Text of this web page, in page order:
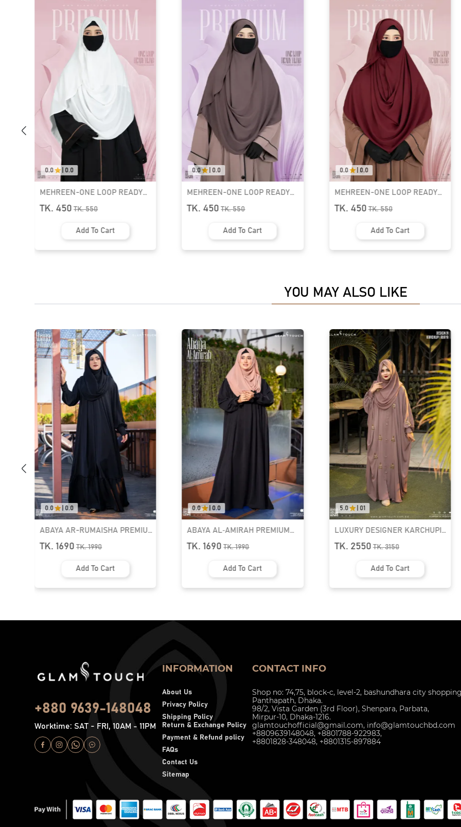
0.0 0.0
MEHREEN-ONE LOOP READY
HIJAB | GT-1965
TK. 450 TK.550
Add To Cart
0.0 0.0
MEHREEN-ONE LOOP READY
HIJAB | GT-1966
TK. 450 TK.550
Add To Cart
0.0 0.0
MEHREEN-ONE LOOP READY
HIJAB | GT-1969
TK. 450 TK.550
Add To Cart
YOU MAY ALSO LIKE
0.0 0.0
ABAYA AR-RUMAISHA PREMIUM
SNAP BUTTON ABAYA
TK. 1690 TK.1990
Add To Cart
0.0 0.0
ABAYA AL‑AMIRAH PREMIUM
ZIPPER NECK ABAYA
TK. 1690 TK.1990
Add To Cart
5.0 01
LUXURY DESIGNER KARCHUPI
KAFTAN ABAYA | GT-1692
TK. 2550 TK.3150
Add To Cart
+880 9639-148048
Worktime: SAT - FRI, 10AM - 11PM
INFORMATION
About Us
Privacy Policy
Shipping Policy
Return & Exchange Policy
Payment & Refund policy
FAQs
Contact Us
Sitemap
CONTACT INFO
Shop no: 74,75, block-c, level-2, bashundhara city
Panthapath, Dhaka.
98/2, Vista Garden (3rd Floor), Shenpara, Parbata,
Mirpur-10, Dhaka-1216.
glamtouchofficial@gmail.com, info@glamtouchbd.com
+8809639148048, +8801788-922983,
+8801828-348048, +8801315-897884